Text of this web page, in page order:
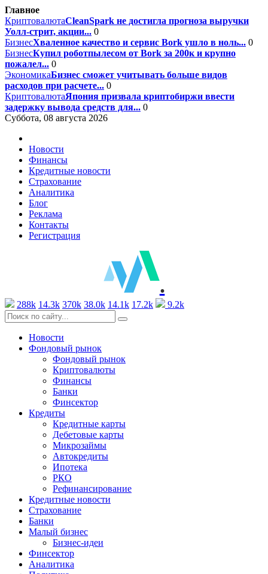
Главное
КриптовалютаCleanSpark не достигла прогноза выручки
Уолл-стрит, акции... 0
БизнесХваленное качество и сервис Bork ушло в ноль... 0
БизнесКупил роботпылесом от Bork за 200к и крупно
пожалел... 0
ЭкономикаБизнес сможет учитывать больше видов
расходов при расчете... 0
КриптовалютаЯпония призвала криптобиржи ввести
задержку вывода средств для... 0
Суббота, 08 августа 2026
Новости
Финансы
Кредитные новости
Страхование
Аналитика
Блог
Реклама
Контакты
Регистрация
.
288k 14.3k 370k 38.0k 14.1k 17.2k 9.2k
Новости
Фондовый рынок
Фондовый рынок
Криптовалюты
Финансы
Банки
Финсектор
Кредиты
Кредитные карты
Дебетовые карты
Микрозаймы
Автокредиты
Ипотека
РКО
Рефинансирование
Кредитные новости
Страхование
Банки
Малый бизнес
Бизнес-идеи
Финсектор
Аналитика